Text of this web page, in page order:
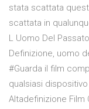
stata scattata
scattata in
L Uomo Del
Definizione, uomo
#Guarda il film
qualsiasi
Altadefinizione Film